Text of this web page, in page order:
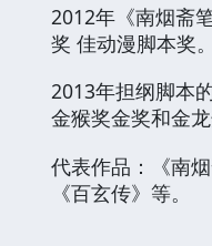
2012年《南烟斋
奖 佳动漫脚本奖。
2013年担纲脚本
金猴奖金奖和金
代表作品：《南
《百玄传》等。